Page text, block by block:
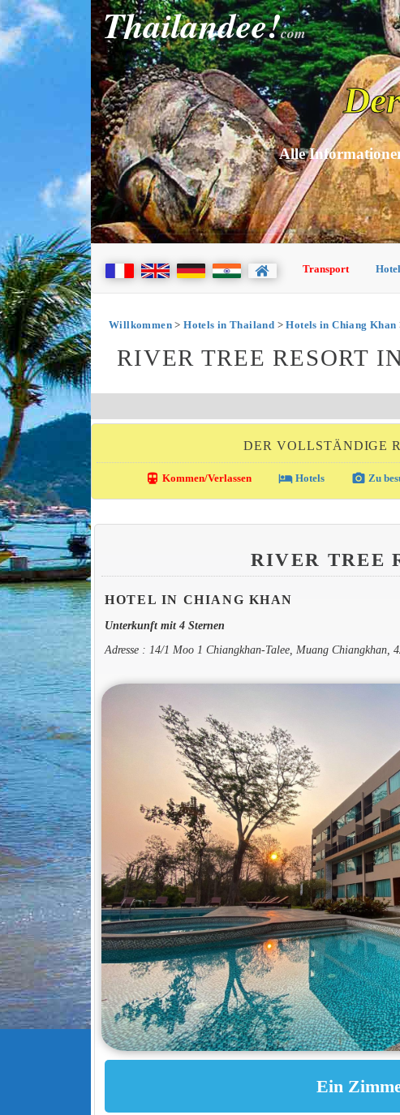
Thailandee!com
Alle
Transport
Willkommen>Hotels in Thailand >Hotels in Chiang Khan
RIVER TREE RESORT
DER VOLLSTÄNDIGE
directions_transit Kommen/Verlassen local_hotelHotels photo_camera Zu
RIVER TREE
HOTEL IN CHIANG KHAN
Unterkunft mit 4 Sternen
Adresse : 14/1 Moo 1 Chiangkhan-Talee, Muang Chiangkhan,